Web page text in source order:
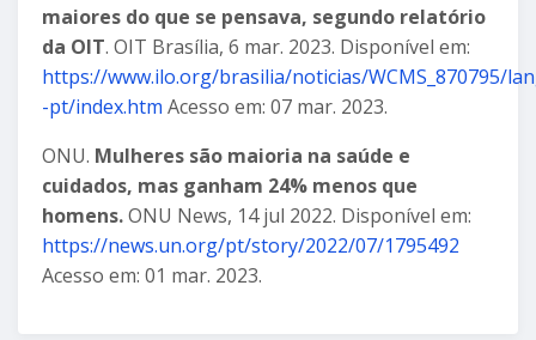
maiores do que se pensava, segundo relatório
da OIT. OIT Brasília, 6 mar. 2023. Disponível em:
https://www.ilo.org/brasilia/noticias/WCMS_870795/
-pt/index.htm Acesso em: 07 mar. 2023.
ONU. Mulheres são maioria na saúde e
cuidados, mas ganham 24% menos que
homens.ONU News, 14 jul 2022. Disponível em:
https://news.un.org/pt/story/2022/07/1795492
Acesso em: 01 mar. 2023.